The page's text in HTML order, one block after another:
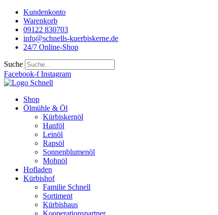
Kundenkonto
Warenkorb
09122 830703
info@schnells-kuerbiskerne.de
24/7 Online-Shop
Suche
Facebook-f Instagram
Shop
Ölmühle & Öl
Kürbiskernöl
Hanföl
Leinöl
Rapsöl
Sonnenblumenöl
Mohnöl
Hofladen
Kürbishof
Familie Schnell
Sortiment
Kürbishaus
Kooperationspartner